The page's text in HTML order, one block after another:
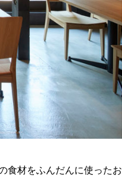
食材をふんだんに使ったお